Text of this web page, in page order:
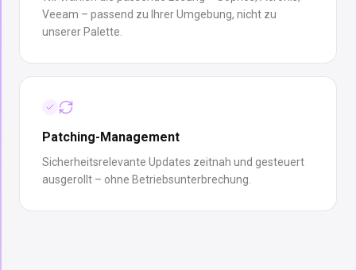
Veeam – passend zu Ihrer Umgebung, nicht zu
unserer Palette.
Patching-Management
Sicherheitsrelevante Updates zeitnah und gesteuert
ausgerollt – ohne Betriebsunterbrechung.